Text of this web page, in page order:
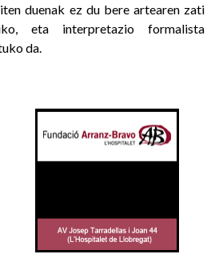
duenak ez du bere artearen zati
eta interpretazio formalista
da.